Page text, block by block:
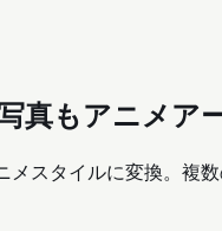
真もアニメア
スタイルに変換。複